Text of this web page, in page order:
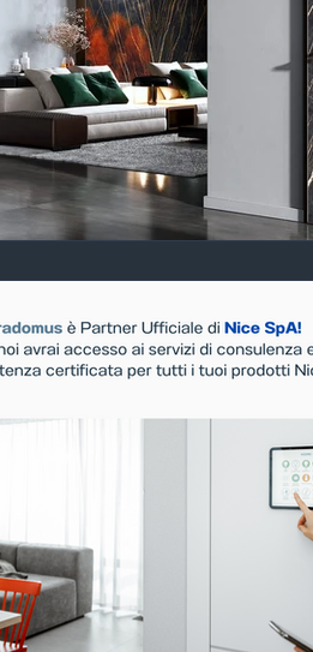
allarme Milano Grate di
Milano Installazione
Milano Negozi
blindate Milano Porta
impianti di sicurezza